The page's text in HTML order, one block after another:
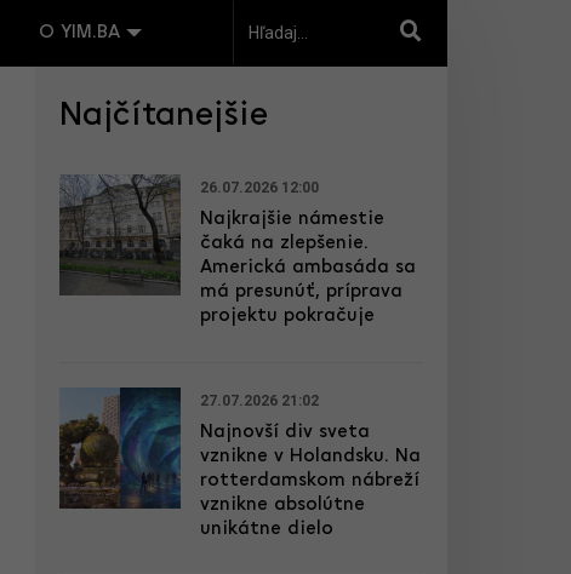
O YIM.BA
Najčítanejšie
26.07.2026 12:00
Najkrajšie námestie
čaká na zlepšenie.
Americká ambasáda sa
má presunúť, príprava
projektu pokračuje
27.07.2026 21:02
Najnovší div sveta
vznikne v Holandsku. Na
rotterdamskom nábreží
vznikne absolútne
unikátne dielo